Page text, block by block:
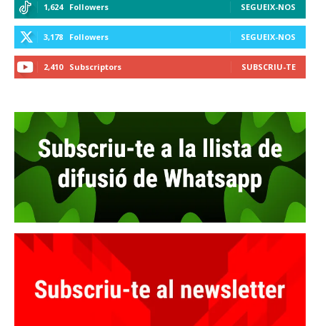
1,624 Followers SEGUEIX-NOS
3,178 Followers SEGUEIX-NOS
2,410 Subscriptors SUBSCRIU-TE